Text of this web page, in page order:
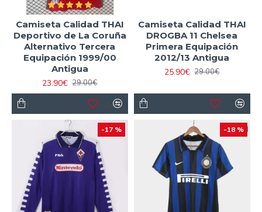
Camiseta Calidad THAI
Deportivo de La Coruña
Alternativo Tercera
Equipación 1999/00
Antigua
23.90€ 29.00€
Camiseta Calidad THAI
DROGBA 11 Chelsea
Primera Equipación
2012/13 Antigua
25.90€ 29.00€
-17 % -18 %